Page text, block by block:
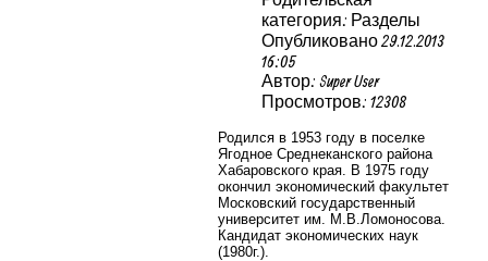
категория: Разделы
Опубликовано 29.12.2013
16:05
Автор: Super User
Просмотров: 12308
Родился в 1953 году в поселке
Ягодное Среднеканского района
Хабаровского края. В 1975 году
окончил экономический факультет
Московский государственный
университет им. М.В.Ломоносова.
Кандидат экономических наук
(1980г.).